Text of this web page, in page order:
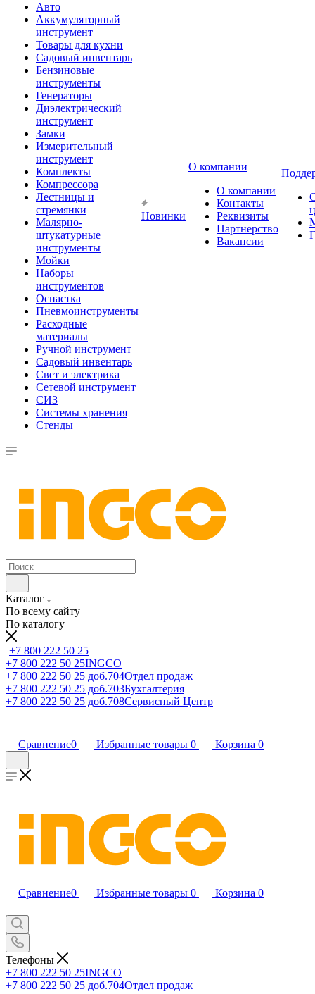
Авто
Аккумуляторный
инструмент
Товары для кухни
Садовый инвентарь
Бензиновые
инструменты
Генераторы
Диэлектрический
инструмент
Замки
Измерительный
инструмент
Комплекты
Компрессора
Лестницы и
стремянки
Малярно-
штукатурные
инструменты
Мойки
Наборы
инструментов
Оснастка
Пневмоинструменты
Расходные
материалы
Ручной инструмент
Садовый инвентарь
Свет и электрика
Сетевой инструмент
СИЗ
Системы хранения
Стенды
Новинки
О компании
О компании
Контакты
Реквизиты
Партнерство
Вакансии
Каталог
По всему сайту
По каталогу
+7 800 222 50 25
+7 800 222 50 25INGCO
+7 800 222 50 25 доб.704Отдел продаж
+7 800 222 50 25 доб.703Бухгалтерия
+7 800 222 50 25 доб.708Сервисный Центр
Сравнение0 Избранные товары 0 Корзина 0
Сравнение0 Избранные товары 0 Корзина 0
Телефоны
+7 800 222 50 25INGCO
+7 800 222 50 25 доб.704Отдел продаж